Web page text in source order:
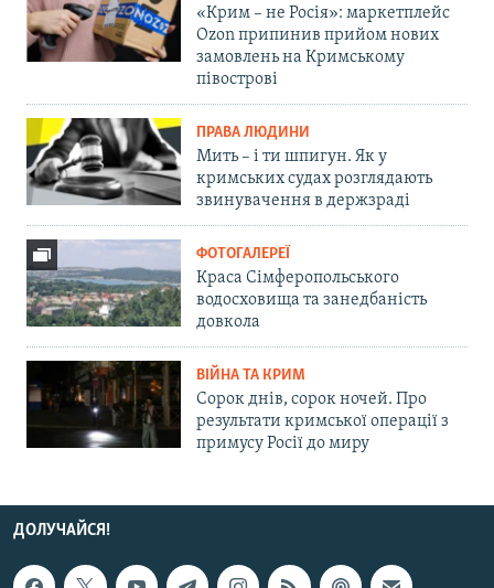
«Крим – не Росія»: маркетплейс
Ozon припинив прийом нових
замовлень на Кримському
півострові
ПРАВА ЛЮДИНИ
Мить – і ти шпигун. Як у
кримських судах розглядають
звинувачення в держзраді
ФОТОГАЛЕРЕЇ
Краса Сімферопольського
водосховища та занедбаність
довкола
ВІЙНА ТА КРИМ
Сорок днів, сорок ночей. Про
результати кримської операції з
примусу Росії до миру
ДОЛУЧАЙСЯ!